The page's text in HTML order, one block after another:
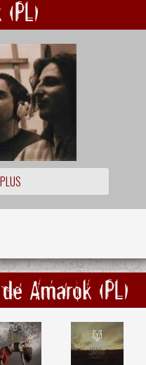
Amarok (PL)